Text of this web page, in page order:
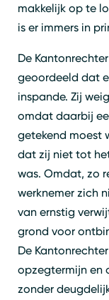
makkelijk op te
is er immers in
De
geoordeeld dat
inspande. Zij
omdat daarbij
getekend moest
dat zij niet tot
was. Omdat, zo
werknemer zich
van ernstig
grond voor
De
opzegtermijn en
zonder